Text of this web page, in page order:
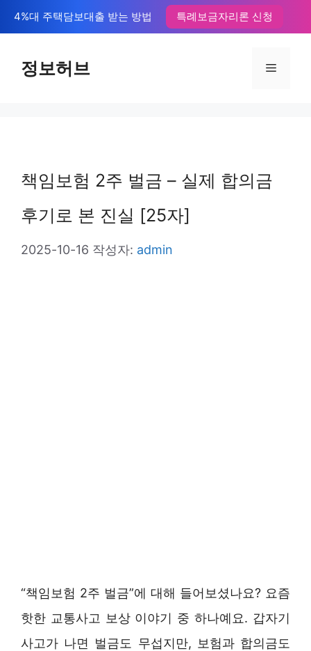
텐
4%대 주택담보대출 받는 방법 특례보금자리론 신청
정보허브 메
책임보험 2주 벌금 – 실제 합의금
후기로 본 진실 [25자]
2025-10-16 작성자: admin
“책임보험 2주 벌금”에 대해 들어보셨나요? 요즘
핫한 교통사고 보상 이야기 중 하나예요. 갑자기
사고가 나면 벌금도 무섭지만, 보험과 합의금도